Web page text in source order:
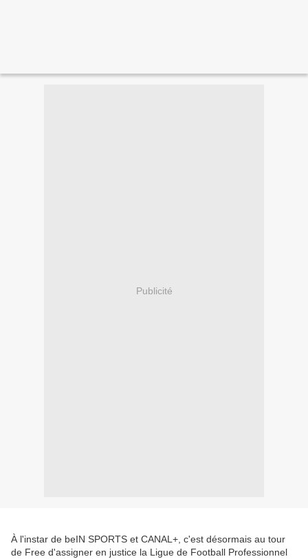
Publicité
À l'instar de beIN SPORTS et CANAL+, c'est désormais au tour
de Free d'assigner en justice la Ligue de Football Professionnel